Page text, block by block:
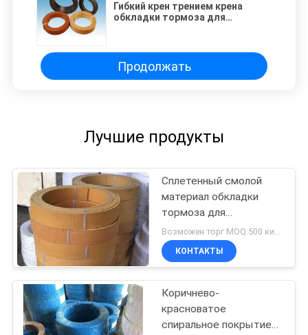
Гибкий крен трением крена
обкладки тормоза для
Продолжать
Лучшие продукты
Сплетенный смолой
материал обкладки
тормоза для
месторождения нефти
трактора подъема
крана морского ворота
Возможен торг MOQ:500 килограммов
КОНТАКТЫ
Коричнево-
красноватое
спиральное покрытие